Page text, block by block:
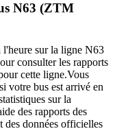
N63 (ZTM
l'heure sur la ligne N63
consulter les rapports
cette ligne.Vous
votre bus est arrivé en
sur la
des rapports des
des données officielles